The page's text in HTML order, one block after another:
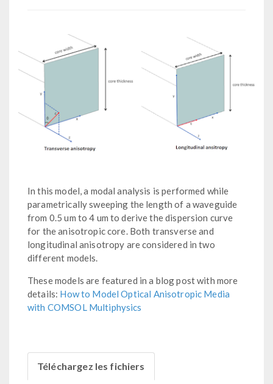
In this model, a modal analysis is performed while
parametrically sweeping the length of a waveguide
from 0.5 um to 4 um to derive the dispersion curve
for the anisotropic core. Both transverse and
longitudinal anisotropy are considered in two
different models.
These models are featured in a blog post with more
details: How to Model Optical Anisotropic Media
with COMSOL Multiphysics
Téléchargez les fichiers